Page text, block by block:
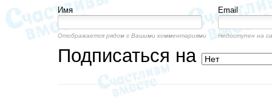
Имя
Email
Отображается рядом с Вашими комментариями Недоступен на
Подписаться на